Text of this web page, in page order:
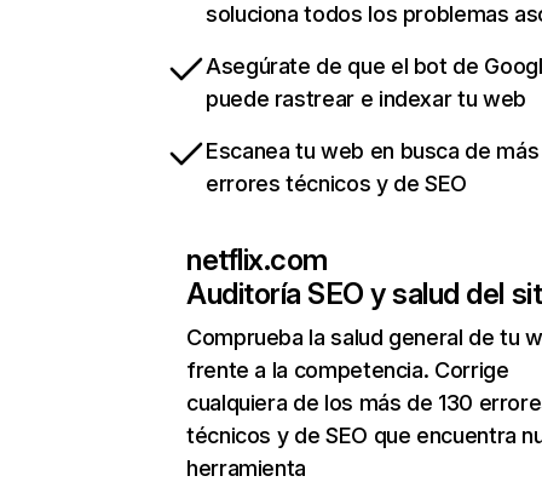
soluciona todos los problemas
Asegúrate de que el bot de
puede rastrear e indexar tu web
Escanea tu web en busca de
errores técnicos y de SEO
netflix.com
Auditoría SEO y salud del
Comprueba la salud general de tu
frente a la competencia. Corrige
cualquiera de los más de 130
técnicos y de SEO que encuentra
herramienta